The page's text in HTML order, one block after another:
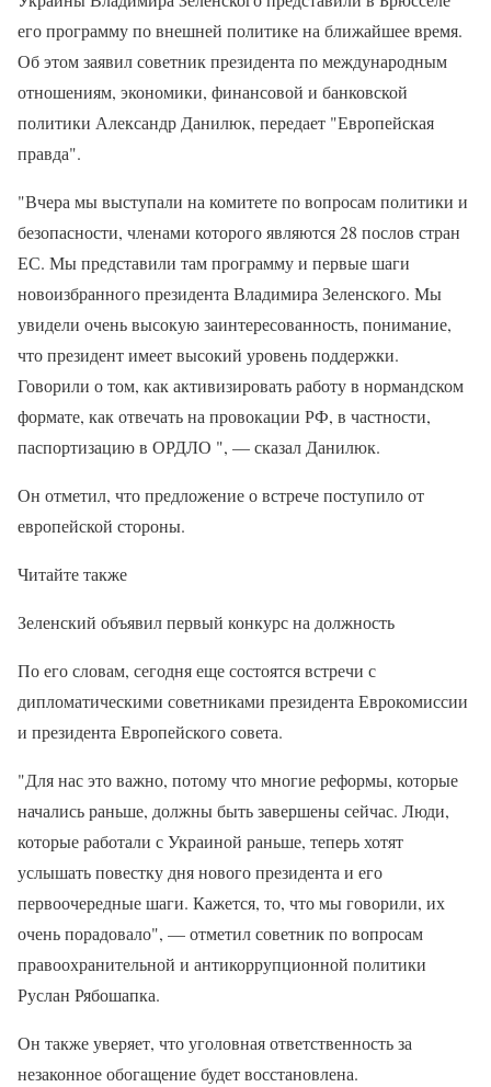
его программу по внешней политике на ближайшее время.
Об этом заявил советник президента по международным
отношениям, экономики, финансовой и банковской
политики Александр Данилюк, передает "Европейская
правда".
"Вчера мы выступали на комитете по вопросам политики и
безопасности, членами которого являются 28 послов стран
ЕС. Мы представили там программу и первые шаги
новоизбранного президента Владимира Зеленского. Мы
увидели очень высокую заинтересованность, понимание,
что президент имеет высокий уровень поддержки.
Говорили о том, как активизировать работу в нормандском
формате, как отвечать на провокации РФ, в частности,
паспортизацию в ОРДЛО ", — сказал Данилюк.
Он отметил, что предложение о встрече поступило от
европейской стороны.
Читайте также
Зеленский объявил первый конкурс на должность
По его словам, сегодня еще состоятся встречи с
дипломатическими советниками президента Еврокомиссии
и президента Европейского совета.
"Для нас это важно, потому что многие реформы, которые
начались раньше, должны быть завершены сейчас. Люди,
которые работали с Украиной раньше, теперь хотят
услышать повестку дня нового президента и его
первоочередные шаги. Кажется, то, что мы говорили, их
очень порадовало", — отметил советник по вопросам
правоохранительной и антикоррупционной политики
Руслан Рябошапка.
Он также уверяет, что уголовная ответственность за
незаконное обогащение будет восстановлена.